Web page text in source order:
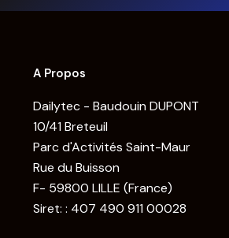
A Propos
Dailytec - Baudouin DUPONT
10/41 Breteuil
Parc d'Activités Saint-Maur
Rue du Buisson
F- 59800 LILLE (France)
Siret: : 407 490 911 00028